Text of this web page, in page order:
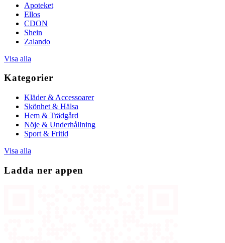
Apoteket
Ellos
CDON
Shein
Zalando
Visa alla
Kategorier
Kläder & Accessoarer
Skönhet & Hälsa
Hem & Trädgård
Nöje & Underhållning
Sport & Fritid
Visa alla
Ladda ner appen